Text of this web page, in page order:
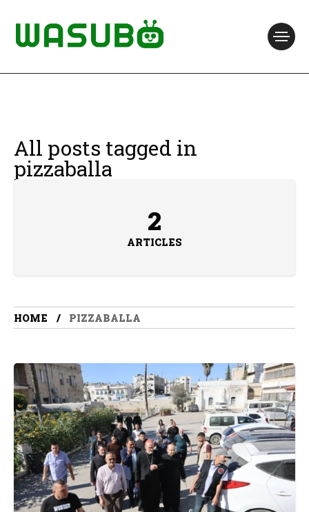
All posts tagged in
pizzaballa
2
ARTICLES
HOME PIZZABALLA